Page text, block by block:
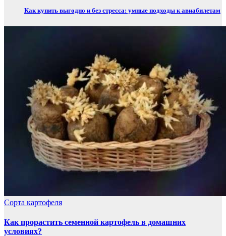
Как купить выгодно и без стресса: умные подходы к авиабилетам
Сорта картофеля
Как прорастить семенной картофель в домашних
условиях?